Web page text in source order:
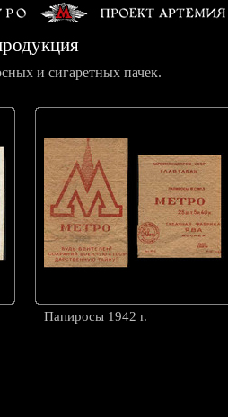
и сигаретных пачек.
Папиросы 1942 г.